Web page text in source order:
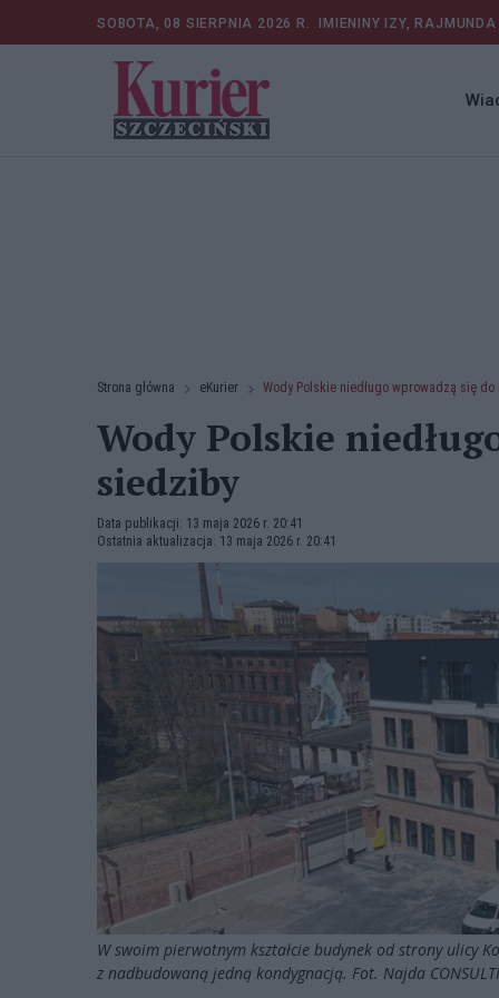
SOBOTA, 08 SIERPNIA 2026 R. IMIENINY IZY,
Strona główna eKurier Wody Polskie niedługo wprowadzą się
Wody Polskie
siedziby
Data publikacji: 13 maja 2026 r. 20:41
Ostatnia aktualizacja: 13 maja 2026 r. 20:41
W swoim pierwotnym kształcie budynek od strony ulicy
z nadbudowaną jedną kondygnacją. Fot. Najda